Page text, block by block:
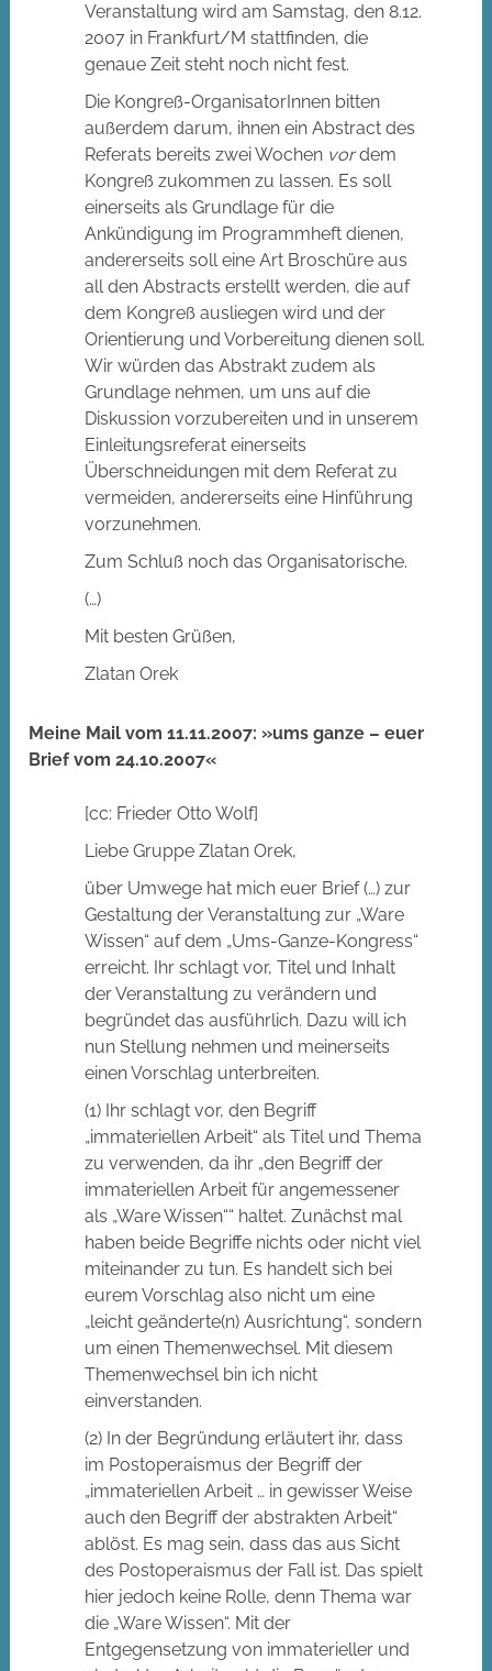
Veranstaltung wird am Samstag, den 8.12.
2007 in Frankfurt/M stattfinden, die
genaue Zeit steht noch nicht fest.
Die Kongreß-OrganisatorInnen bitten
außerdem darum, ihnen ein Abstract des
Referats bereits zwei Wochen vordem
Kongreß zukommen zu lassen. Es soll
einerseits als Grundlage für die
Ankündigung im Programmheft dienen,
andererseits soll eine Art Broschüre aus
all den Abstracts erstellt werden, die auf
dem Kongreß ausliegen wird und der
Orientierung und Vorbereitung dienen soll.
Wir würden das Abstrakt zudem als
Grundlage nehmen, um uns auf die
Diskussion vorzubereiten und in unserem
Einleitungsreferat einerseits
Überschneidungen mit dem Referat zu
vermeiden, andererseits eine Hinführung
vorzunehmen.
Zum Schluß noch das Organisatorische.
(…)
Mit besten Grüßen,
Zlatan Orek
Meine Mail vom 11.11.2007: »ums ganze – euer
Brief vom 24.10.2007«
[cc: Frieder Otto Wolf]
Liebe Gruppe Zlatan Orek,
über Umwege hat mich euer Brief (…) zur
Gestaltung der Veranstaltung zur „Ware
Wissen“ auf dem „Ums-Ganze-Kongress“
erreicht. Ihr schlagt vor, Titel und Inhalt
der Veranstaltung zu verändern und
begründet das ausführlich. Dazu will ich
nun Stellung nehmen und meinerseits
einen Vorschlag unterbreiten.
(1) Ihr schlagt vor, den Begriff
„immateriellen Arbeit“ als Titel und Thema
zu verwenden, da ihr „den Begriff der
immateriellen Arbeit für angemessener
als „Ware Wissen““ haltet. Zunächst mal
haben beide Begriffe nichts oder nicht viel
miteinander zu tun. Es handelt sich bei
eurem Vorschlag also nicht um eine
„leicht geänderte(n) Ausrichtung“, sondern
um einen Themenwechsel. Mit diesem
Themenwechsel bin ich nicht
einverstanden.
(2) In der Begründung erläutert ihr, dass
im Postoperaismus der Begriff der
„immateriellen Arbeit … in gewisser Weise
auch den Begriff der abstrakten Arbeit“
ablöst. Es mag sein, dass das aus Sicht
des Postoperaismus der Fall ist. Das spielt
hier jedoch keine Rolle, denn Thema war
die „Ware Wissen“. Mit der
Entgegensetzung von immaterieller und